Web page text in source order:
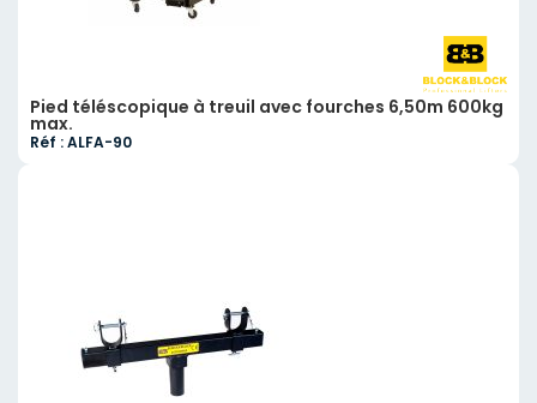
Pied téléscopique à treuil avec fourches 6,50m 600kg
max.
Réf : ALFA-90